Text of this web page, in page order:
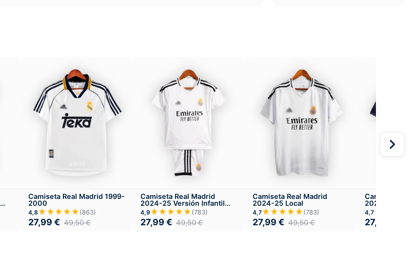
Camiseta Real Madrid 1999-
2000
4,8 ★★★★★(863)
27,99 € 49,50€
Camiseta Real Madrid
2024-25 Versión Infantil
Local
4,9 ★★★★★(783)
27,99 € 49,50€
Camiseta Real Madrid
2024-25 Local
4,7★★★★★(783)
27,99 € 49,50€
Camiseta
2025-26
4,7
27,99